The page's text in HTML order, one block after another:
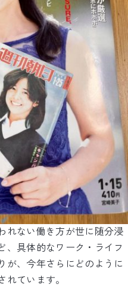
れない働き方が世に随分浸
、具体的なワーク・ライフ
が、今年さらにどのように
れています。